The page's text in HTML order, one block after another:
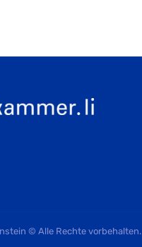
© Alle Rechte vorbehalten.